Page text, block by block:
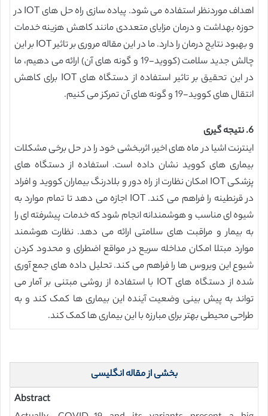
اهداف موردنظر استفاده می شود. پیاده سازی راه حل های IOT در
حوزه بهداشت و درمان مزایای متعددی مانند کاهش هزینه خدمات
و بهبود نتایج درمان را دارد. ما در این مقاله مروری بر تاثیر IOT بر این
چالش جدید سلامت (کووید-19 و گونه های آن) ارائه می دهیم، ما
در این تحقیق بر تاثیر استفاده از دستگاه های IOT برای کاهش
انتقال های کووید-19 و گونه های آن تمرکز می کنیم.
6. نتیجه گیری
اینترنت اشیا در ماه های اخیر، اثربخشی خود را در حل برخی مشکلات
بیماری های کووید نشان داده است. استفاده از دستگاه های
پزشکی IOT امکان نظارت از راه دور و بلادرنگ بیماران کووید و افراد
در قرنطینه را فراهم می کند. IOT اجازه می دهد تا تمام موارد به
شیوه ای مناسب و هوشمندانه انجام شود که خدمات پیشرفته ای را
به بیمار و مراقبت های سلامتی ارائه می دهد. نظارت هوشمند
موارد مبتلا امکان مداخله سریع در مواقع اضطرای و محدود کردن
شیوع این ویروس ها را فراهم می کند. تحلیل داده های جمع آوری
شده از دستگاه های IOT با استفاده از روشی مبتنی بر آمار می
تواند به پیش بینی وضعیت آینده این بیماری ها کمک کند و به
طراحی محیطی بهتر برای مبارزه با این بیماری ها کمک کند.
بخشی از مقاله انگلیسی
Abstract